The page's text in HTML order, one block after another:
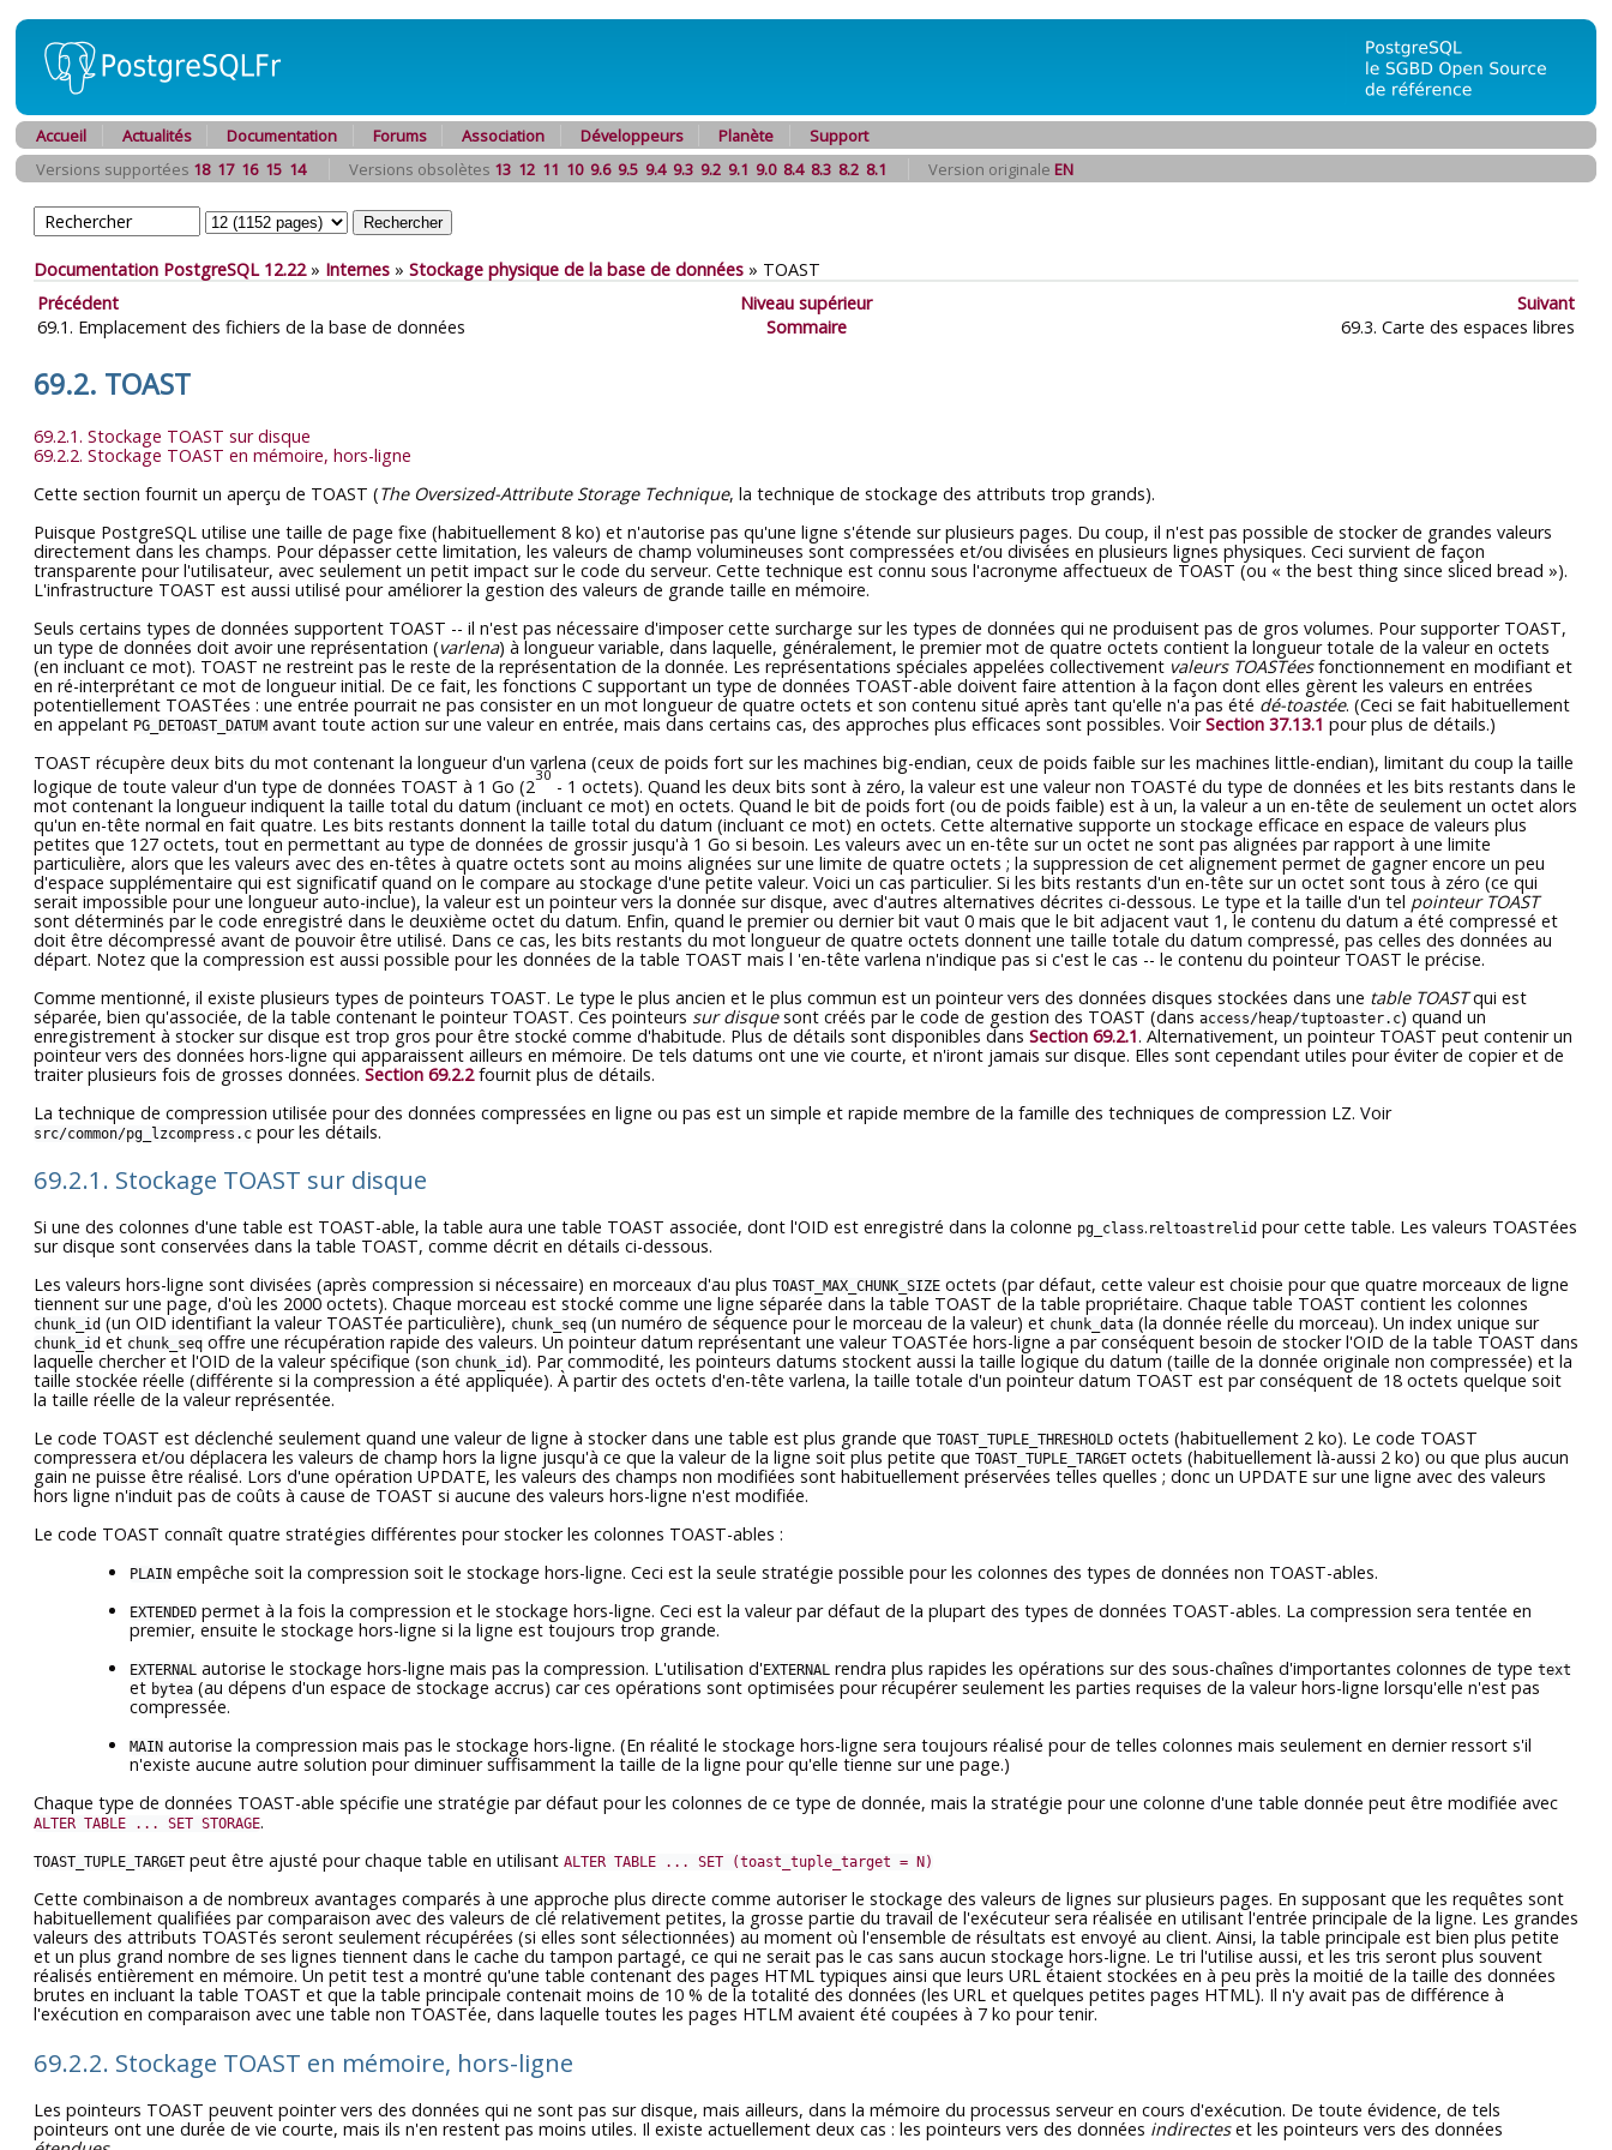
Accueil Actualités Documentation Forums Association Développeurs Planète
Support
Versions supportées 18 17 16 15 14 Versions obsolètes 13 12 11 10 9.6 9.5 9.4 9.3 9.2 9.1 9.0 8.4 8.3 8.2 8.1 Version originale EN
Documentation PostgreSQL 12.22» Internes » Stockage physique de la base de données » TOAST
Précédent
Niveau supérieur
Suivant
69.1. Emplacement des fichiers de la base de données
Sommaire 69.3. Carte des espaces libres
69.2. TOAST
69.2.1. Stockage TOAST sur disque
69.2.2. Stockage TOAST en mémoire, hors-ligne
Cette section fournit un aperçu de TOAST (The Oversized-Attribute Storage Technique, la technique de stockage des attributs trop grands).
Puisque PostgreSQL utilise une taille de page fixe (habituellement 8 ko) et n'autorise pas qu'une ligne s'étende sur plusieurs pages. Du coup, il n'est pas possible de stocker de grandes valeurs
directement dans les champs. Pour dépasser cette limitation, les valeurs de champ volumineuses sont compressées et/ou divisées en plusieurs lignes physiques. Ceci survient de façon
transparente pour l'utilisateur, avec seulement un petit impact sur le code du serveur. Cette technique est connu sous l'acronyme affectueux de TOAST (ou « the best thing since sliced bread »).
L'infrastructure TOAST est aussi utilisé pour améliorer la gestion des valeurs de grande taille en mémoire.
Seuls certains types de données supportent TOAST -- il n'est pas nécessaire d'imposer cette surcharge sur les types de données qui ne produisent pas de gros volumes. Pour supporter TOAST,
un type de données doit avoir une représentation (varlena) à longueur variable, dans laquelle, généralement, le premier mot de quatre octets contient la longueur totale de la valeur en octets
(en incluant ce mot). TOAST ne restreint pas le reste de la représentation de la donnée. Les représentations spéciales appelées collectivement valeurs TOASTéesfonctionnement en modifiant et
en ré-interprétant ce mot de longueur initial. De ce fait, les fonctions C supportant un type de données TOAST-able doivent faire attention à la façon dont elles gèrent les valeurs en entrées
potentiellement TOASTées : une entrée pourrait ne pas consister en un mot longueur de quatre octets et son contenu situé après tant qu'elle n'a pas été dé-toastée. (Ceci se fait habituellement
en appelant PG_DETOAST_DATUM avant toute action sur une valeur en entrée, mais dans certains cas, des approches plus efficaces sont possibles. VoirSection 37.13.1 pour plus de détails.)
TOAST récupère deux bits du mot contenant la longueur d'un varlena (ceux de poids fort sur les machines big-endian, ceux de poids faible sur les machines little-endian), limitant du coup la taille
logique de toute valeur d'un type de données TOAST à 1 Go (2
30
- 1 octets). Quand les deux bits sont à zéro, la valeur est une valeur non TOASTé du type de données et les bits restants dans le
mot contenant la longueur indiquent la taille total du datum (incluant ce mot) en octets. Quand le bit de poids fort (ou de poids faible) est à un, la valeur a un en-tête de seulement un octet alors
qu'un en-tête normal en fait quatre. Les bits restants donnent la taille total du datum (incluant ce mot) en octets. Cette alternative supporte un stockage efficace en espace de valeurs plus
petites que 127 octets, tout en permettant au type de données de grossir jusqu'à 1 Go si besoin. Les valeurs avec un en-tête sur un octet ne sont pas alignées par rapport à une limite
particulière, alors que les valeurs avec des en-têtes à quatre octets sont au moins alignées sur une limite de quatre octets ; la suppression de cet alignement permet de gagner encore un peu
d'espace supplémentaire qui est significatif quand on le compare au stockage d'une petite valeur. Voici un cas particulier. Si les bits restants d'un en-tête sur un octet sont tous à zéro (ce qui
serait impossible pour une longueur auto-inclue), la valeur est un pointeur vers la donnée sur disque, avec d'autres alternatives décrites ci-dessous. Le type et la taille d'un tel pointeur TOAST
sont déterminés par le code enregistré dans le deuxième octet du datum. Enfin, quand le premier ou dernier bit vaut 0 mais que le bit adjacent vaut 1, le contenu du datum a été compressé et
doit être décompressé avant de pouvoir être utilisé. Dans ce cas, les bits restants du mot longueur de quatre octets donnent une taille totale du datum compressé, pas celles des données au
départ. Notez que la compression est aussi possible pour les données de la table TOAST mais l 'en-tête varlena n'indique pas si c'est le cas -- le contenu du pointeurTOAST le précise.
Comme mentionné, il existe plusieurs types de pointeurs TOAST. Le type le plus ancien et le plus commun est un pointeur vers des données disques stockées dans une table TOASTqui est
séparée, bien qu'associée, de la table contenant le pointeur TOAST. Ces pointeurs sur disquesont créés par le code de gestion des TOAST (dans access/heap/tuptoaster.c) quand un
enregistrement à stocker sur disque est trop gros pour être stocké comme d'habitude. Plus de détails sont disponibles dans Section 69.2.1. Alternativement, un pointeur TOAST peut contenir un
pointeur vers des données hors-ligne qui apparaissent ailleurs en mémoire. De tels datums ont une vie courte, et n'iront jamais sur disque. Elles sont cependant utiles pour éviter de copier et de
traiter plusieurs fois de grosses données. Section 69.2.2fournit plus de détails.
La technique de compression utilisée pour des données compressées en ligne ou pas est un simple et rapide membre de la famille des techniques de compression LZ. Voir
src/common/pg_lzcompress.c pour les détails.
69.2.1. Stockage TOAST sur disque
Si une des colonnes d'une table est TOAST-able, la table aura une table TOAST associée, dont l'OID est enregistré dans la colonne pg_class. reltoastrelid pour cette table. Les valeurs TOASTées
sur disque sont conservées dans la table TOAST, comme décrit en détails ci-dessous.
Les valeurs hors-ligne sont divisées (après compression si nécessaire) en morceaux d'au plus TOAST_MAX_CHUNK_SIZE octets (par défaut, cette valeur est choisie pour que quatre morceaux de ligne
tiennent sur une page, d'où les 2000 octets). Chaque morceau est stocké comme une ligne séparée dans la table TOAST de la table propriétaire. Chaque table TOAST contient les colonnes
chunk_id (un OID identifiant la valeur TOASTée particulière), chunk_seq (un numéro de séquence pour le morceau de la valeur) et chunk_data (la donnée réelle du morceau). Un index unique sur
chunk_id et chunk_seq offre une récupération rapide des valeurs. Un pointeur datum représentant une valeur TOASTée hors-ligne a par conséquent besoin de stocker l'OID de la table TOAST dans
laquelle chercher et l'OID de la valeur spécifique (son chunk_id ). Par commodité, les pointeurs datums stockent aussi la taille logique du datum (taille de la donnée originale non compressée) et la
taille stockée réelle (différente si la compression a été appliquée). À partir des octets d'en-tête varlena, la taille totale d'un pointeur datum TOAST est par conséquent de 18 octets quelque soit
la taille réelle de la valeur représentée.
Le code TOAST est déclenché seulement quand une valeur de ligne à stocker dans une table est plus grande que TOAST_TUPLE_THRESHOLD octets (habituellement 2 ko). Le code TOAST
compressera et/ou déplacera les valeurs de champ hors la ligne jusqu'à ce que la valeur de la ligne soit plus petite que TOAST_TUPLE_TARGET octets (habituellement là-aussi 2 ko) ou que plus aucun
gain ne puisse être réalisé. Lors d'une opération UPDATE, les valeurs des champs non modifiées sont habituellement préservées telles quelles ; donc un UPDATE sur une ligne avec des valeurs
hors ligne n'induit pas de coûts à cause de TOAST si aucune des valeurs hors-ligne n'est modifiée.
Le code TOAST connaît quatre stratégies différentes pour stocker les colonnes TOAST-ables :
PLAIN empêche soit la compression soit le stockage hors-ligne. Ceci est la seule stratégie possible pour les colonnes des types de données non TOAST-ables.
EXTENDED permet à la fois la compression et le stockage hors-ligne. Ceci est la valeur par défaut de la plupart des types de données TOAST-ables. La compression sera tentée en
premier, ensuite le stockage hors-ligne si la ligne est toujours trop grande.
EXTERNAL autorise le stockage hors-ligne mais pas la compression. L'utilisation d'EXTERNAL rendra plus rapides les opérations sur des sous-chaînes d'importantes colonnes de type text
et bytea (au dépens d'un espace de stockage accrus) car ces opérations sont optimisées pour récupérer seulement les parties requises de la valeur hors-ligne lorsqu'elle n'est pas
compressée.
MAIN autorise la compression mais pas le stockage hors-ligne. (En réalité le stockage hors-ligne sera toujours réalisé pour de telles colonnes mais seulement en dernier ressort s'il
n'existe aucune autre solution pour diminuer suffisamment la taille de la ligne pour qu'elle tienne sur une page.)
Chaque type de données TOAST-able spécifie une stratégie par défaut pour les colonnes de ce type de donnée, mais la stratégie pour une colonne d'une table donnée peut être modifiée avec
ALTER TABLE ... SET STORAGE.
TOAST_TUPLE_TARGET peut être ajusté pour chaque table en utilisant ALTER TABLE ... SET (toast_tuple_target = N)
Cette combinaison a de nombreux avantages comparés à une approche plus directe comme autoriser le stockage des valeurs de lignes sur plusieurs pages. En supposant que les requêtes sont
habituellement qualifiées par comparaison avec des valeurs de clé relativement petites, la grosse partie du travail de l'exécuteur sera réalisée en utilisant l'entrée principale de la ligne. Les grandes
valeurs des attributs TOASTés seront seulement récupérées (si elles sont sélectionnées) au moment où l'ensemble de résultats est envoyé au client. Ainsi, la table principale est bien plus petite
et un plus grand nombre de ses lignes tiennent dans le cache du tampon partagé, ce qui ne serait pas le cas sans aucun stockage hors-ligne. Le tri l'utilise aussi, et les tris seront plus souvent
réalisés entièrement en mémoire. Un petit test a montré qu'une table contenant des pages HTML typiques ainsi que leurs URL étaient stockées en à peu près la moitié de la taille des données
brutes en incluant la table TOAST et que la table principale contenait moins de 10 % de la totalité des données (les URL et quelques petites pages HTML). Il n'y avait pas de différence à
l'exécution en comparaison avec une table non TOASTée, dans laquelle toutes les pages HTLM avaient été coupées à 7 ko pour tenir.
69.2.2. Stockage TOAST en mémoire, hors-ligne
Les pointeurs TOAST peuvent pointer vers des données qui ne sont pas sur disque, mais ailleurs, dans la mémoire du processus serveur en cours d'exécution. De toute évidence, de tels
pointeurs ont une durée de vie courte, mais ils n'en restent pas moins utiles. Il existe actuellement deux cas : les pointeurs vers des données indirecteset les pointeurs vers des données